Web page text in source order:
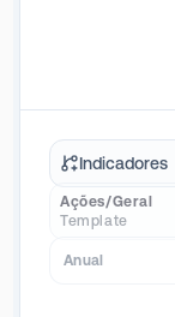
suprindo-se de
dois segmentos:
Indicadores
Ações/Geral
Template
Anual